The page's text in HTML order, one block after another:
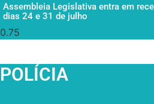
Assembleia Legislativa entra em
dias 24 e 31 de julho
POLÍCIA